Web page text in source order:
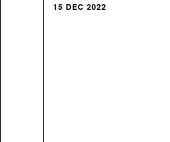
15 DEC 2022